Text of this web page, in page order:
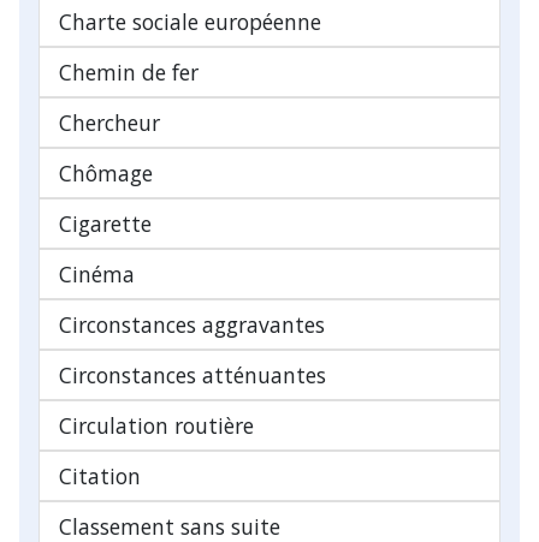
Charte sociale européenne
Chemin de fer
Chercheur
Chômage
Cigarette
Cinéma
Circonstances aggravantes
Circonstances atténuantes
Circulation routière
Citation
Classement sans suite